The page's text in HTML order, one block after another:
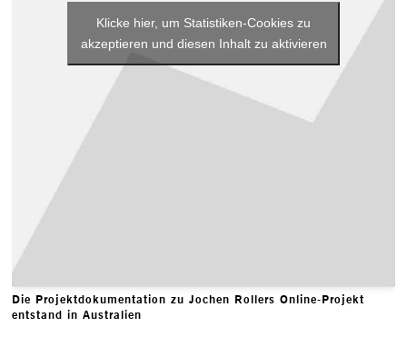
Klicke hier, um Statistiken-Cookies zu
akzeptieren und diesen Inhalt zu aktivieren
Die Projektdokumentation zu Jochen Rollers Online-Projekt
entstand in Australien